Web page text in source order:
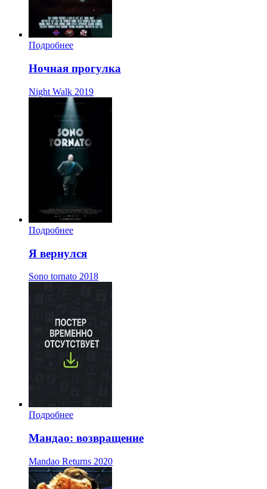
Подробнее
Ночная прогулка
Night Walk 2019
Подробнее
Я вернулся
Sono tornato 2018
Подробнее
Мандао: возвращение
Mandao Returns 2020